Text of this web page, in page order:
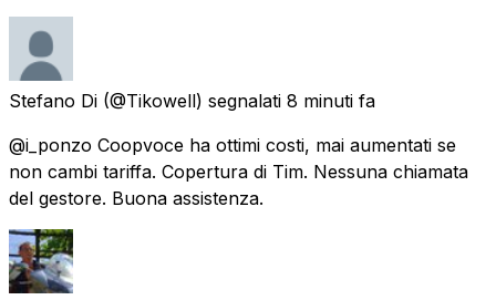
Stefano Di (@Tikowell) segnalati 8 minuti fa
@i_ponzo Coopvoce ha ottimi costi, mai aumentati se
non cambi tariffa. Copertura di Tim. Nessuna chiamata
del gestore. Buona assistenza.